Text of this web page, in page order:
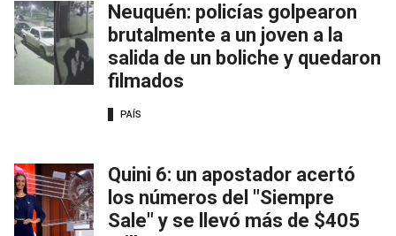
Neuquén: policías golpearon
brutalmente a un joven a la
salida de un boliche y quedaron
filmados
PAÍS
Quini 6: un apostador acertó
los números del "Siempre
Sale" y se llevó más de $405